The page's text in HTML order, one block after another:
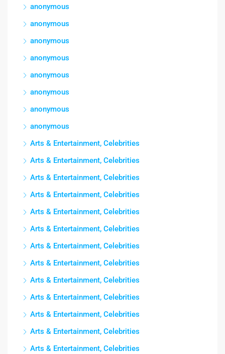
anonymous
anonymous
anonymous
anonymous
anonymous
anonymous
anonymous
anonymous
Arts & Entertainment, Celebrities
Arts & Entertainment, Celebrities
Arts & Entertainment, Celebrities
Arts & Entertainment, Celebrities
Arts & Entertainment, Celebrities
Arts & Entertainment, Celebrities
Arts & Entertainment, Celebrities
Arts & Entertainment, Celebrities
Arts & Entertainment, Celebrities
Arts & Entertainment, Celebrities
Arts & Entertainment, Celebrities
Arts & Entertainment, Celebrities
Arts & Entertainment, Celebrities